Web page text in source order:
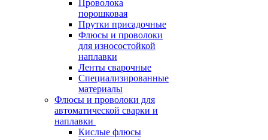
Проволока
порошковая
Прутки присадочные
Флюсы и проволоки
для износостойкой
наплавки
Ленты сварочные
Специализированные
материалы
Флюсы и проволоки для
автоматической сварки и
наплавки
Кислые флюсы